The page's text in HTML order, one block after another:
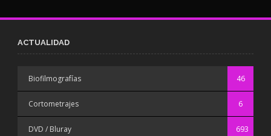
ACTUALIDAD
Biofilmografías 46
Cortometrajes 6
DVD / Bluray 693